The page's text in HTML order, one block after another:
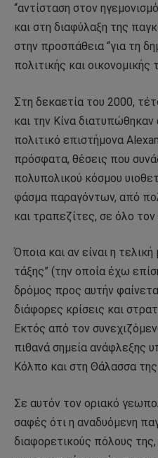
“αντίσταση στον
και στη διαφύλαξη της
στην προσπάθεια “για τη
πολιτικής και οικονομικής
Στη δεκαετία του 2000,
και την Κίνα
πολιτικό επιστήμονα
πρόσφατα, θέσεις που
πολυπολικού κόσμου
φάσμα παραγόντων, από
και τραπεζίτες, σε όλο
Όποια και αν είναι η
τάξης” (την οποία έχω
δρόμος προς αυτήν
διάφορες κρίσεις και
Εκτός από τον
πιθανά σημεία ανάφλεξης
Κόλπο και στη Θάλασσα
Σε αυτόν τον οριακό
σαφές ότι η αναδυόμενη
διαφορετικούς πόλους της,